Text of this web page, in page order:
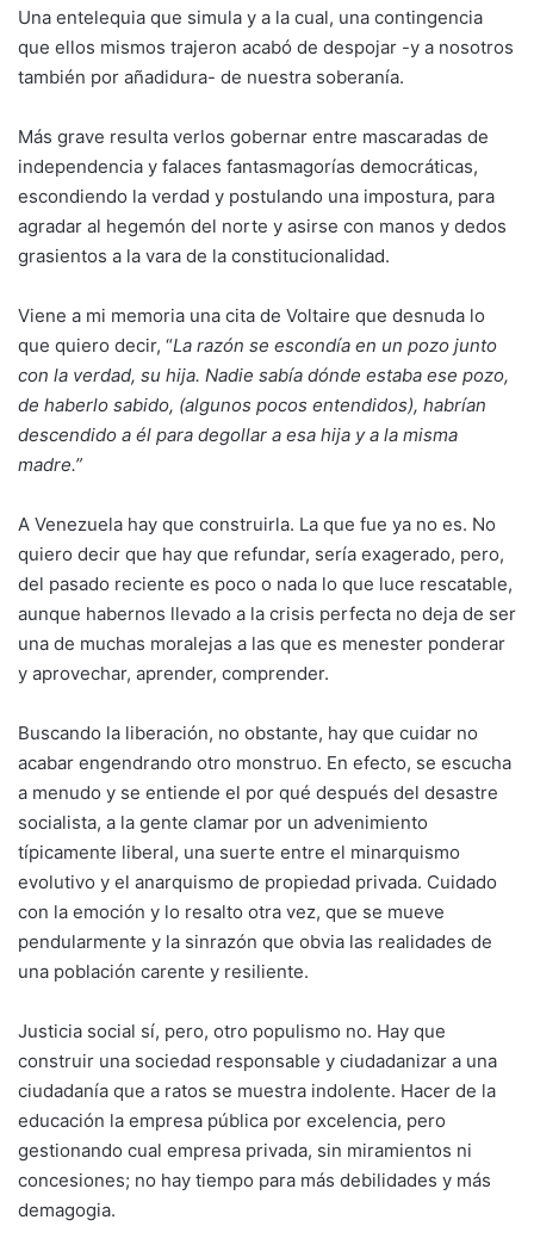
Una entelequia que simula y a la cual, una contingencia
que ellos mismos trajeron acabó de despojar -y a nosotros
también por añadidura- de nuestra soberanía.
Más grave resulta verlos gobernar entre mascaradas de
independencia y falaces fantasmagorías democráticas,
escondiendo la verdad y postulando una impostura, para
agradar al hegemón del norte y asirse con manos y dedos
grasientos a la vara de la constitucionalidad.
Viene a mi memoria una cita de Voltaire que desnuda lo
que quiero decir, “La razón se escondía en un pozo junto
con la verdad, su hija. Nadie sabía dónde estaba ese pozo,
de haberlo sabido, (algunos pocos entendidos), habrían
descendido a él para degollar a esa hija y a la misma
madre.”
A Venezuela hay que construirla. La que fue ya no es. No
quiero decir que hay que refundar, sería exagerado, pero,
del pasado reciente es poco o nada lo que luce rescatable,
aunque habernos llevado a la crisis perfecta no deja de ser
una de muchas moralejas a las que es menester ponderar
y aprovechar, aprender, comprender.
Buscando la liberación, no obstante, hay que cuidar no
acabar engendrando otro monstruo. En efecto, se escucha
a menudo y se entiende el por qué después del desastre
socialista, a la gente clamar por un advenimiento
típicamente liberal, una suerte entre el minarquismo
evolutivo y el anarquismo de propiedad privada. Cuidado
con la emoción y lo resalto otra vez, que se mueve
pendularmente y la sinrazón que obvia las realidades de
una población carente y resiliente.
Justicia social sí, pero, otro populismo no. Hay que
construir una sociedad responsable y ciudadanizar a una
ciudadanía que a ratos se muestra indolente. Hacer de la
educación la empresa pública por excelencia, pero
gestionando cual empresa privada, sin miramientos ni
concesiones; no hay tiempo para más debilidades y más
demagogia.